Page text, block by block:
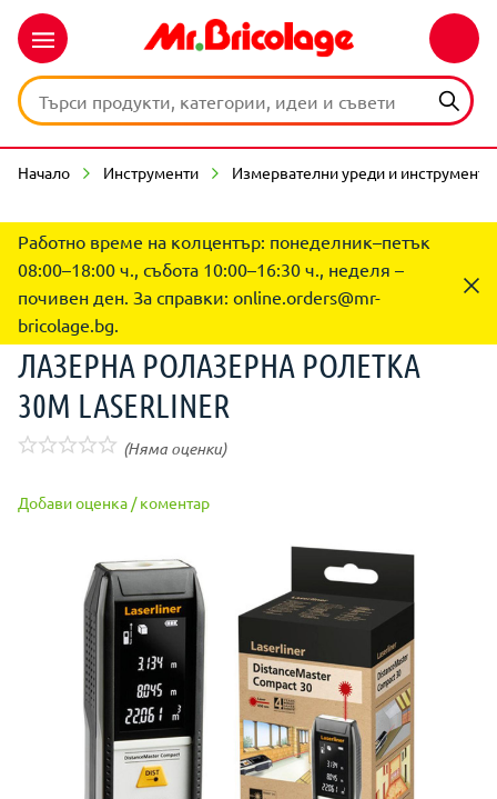
Начало Инструменти Измервателни уреди и инструменти
Работно време на колцентър: понеделник–петък
08:00–18:00 ч., събота 10:00–16:30 ч., неделя –
почивен ден. За справки: online.orders@mr-
bricolage.bg.
ЛАЗЕРНА РОЛАЗЕРНА РОЛЕТКА
30М LASERLINER
(Няма оценки)
Добави оценка / коментар